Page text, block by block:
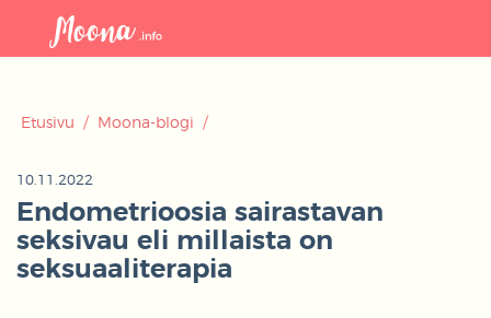
Etusivu / Moona-blogi /
10.11.2022
Endometrioosia sairastavan
seksivau eli millaista on
seksuaaliterapia